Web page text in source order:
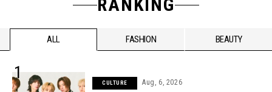
RANKING
ALL FASHION BEAUTY
CULTURE Aug, 6, 2026